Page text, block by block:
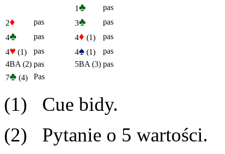
1♣
pas
2♦ pas 3♣
pas
4♣ pas 4♦ (1)
pas
4♥ (1) pas 4♠ (1)
pas
4BA (2) pas 5BA (3) pas
7♣ (4) Pas
(1) Cue bidy.
(2) Pytanie o 5 wartości.